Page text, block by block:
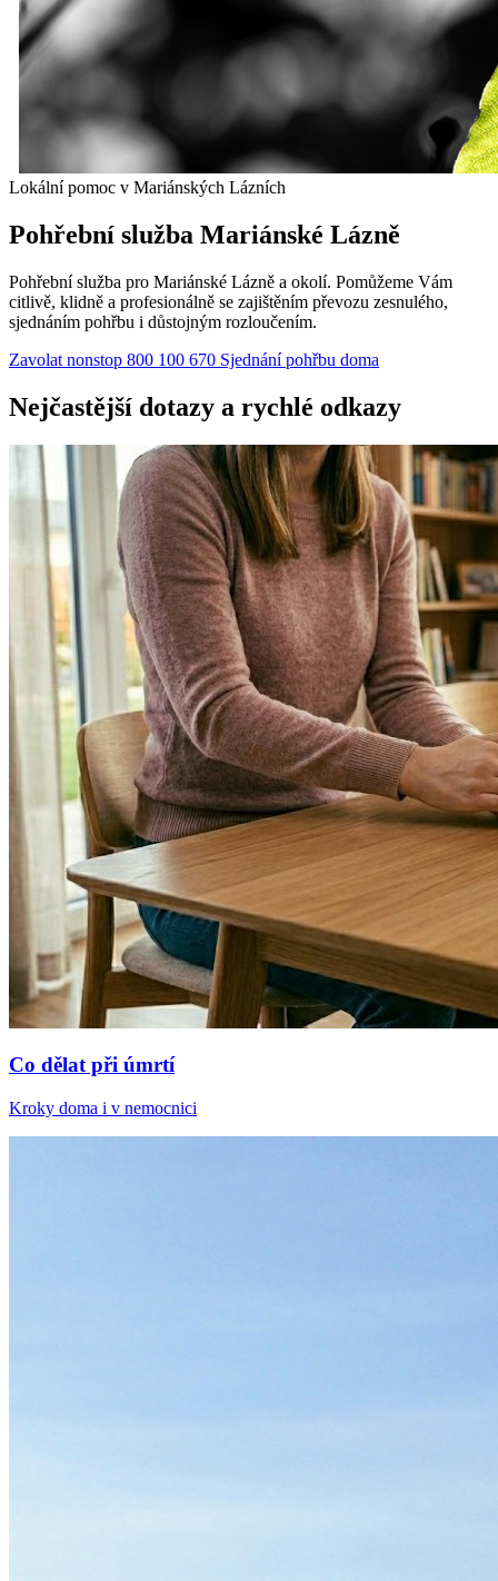
Lokální pomoc v Mariánských Lázních
Pohřební služba Mariánské Lázně
Pohřební služba pro Mariánské Lázně a okolí. Pomůžeme Vám
citlivě, klidně a profesionálně se zajištěním převozu zesnulého,
sjednáním pohřbu i důstojným rozloučením.
Zavolat nonstop 800 100 670 Sjednání pohřbu doma
Nejčastější dotazy a rychlé odkazy
Co dělat při úmrtí
Kroky doma i v nemocnici